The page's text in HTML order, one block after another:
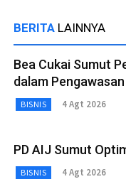
BERITA LAINNYA
Bea Cukai Sumut
dalam
BISNIS 4 Agt 2026
PD AIJ Sumut
BISNIS 4 Agt 2026